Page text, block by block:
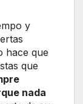
y
hace que
que
nada